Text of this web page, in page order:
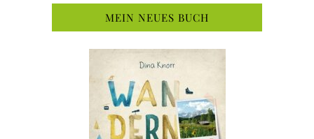
MEIN NEUES BUCH